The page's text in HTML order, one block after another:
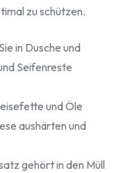
zu schützen.
in Dusche und
Seifenreste
und Öle
aushärten und
gehört in den Müll